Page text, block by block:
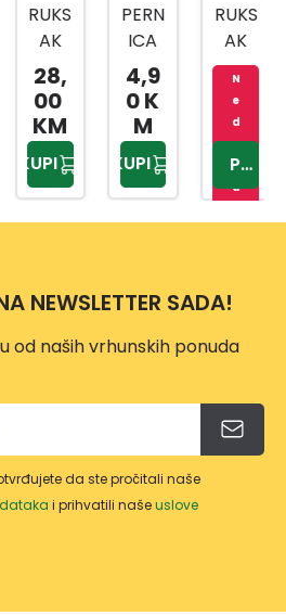
RUKS
AK
TRA
CTO
R
28,
00
KM
KUPI
PERN
ICA
PRAZ
NA
ALL
STAR
05
4,9
0 K
M
KUPI
RUKS
AK
FURI
OUS
CAR
N
d
o
st
u
PROVJERITE
NEWSLETTER SADA!
od naših vrhunskih ponuda
da ste pročitali naše
i prihvatili našeuslove